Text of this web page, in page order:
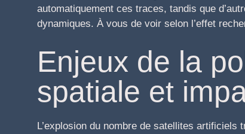
automatiquement ces traces, tandis que
dynamiques. À vous de voir selon l’effet
Enjeux de la
spatiale et
L’explosion du nombre de satellites